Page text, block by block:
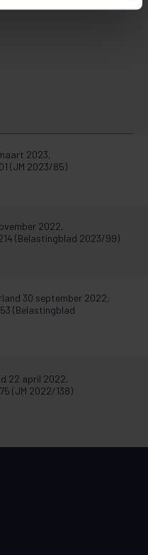
2023,
(JM 2023/85)
2022,
(Belastingblad 2023/99)
30 september 2022,
(Belastingblad
22 april 2022,
(JM 2022/138)